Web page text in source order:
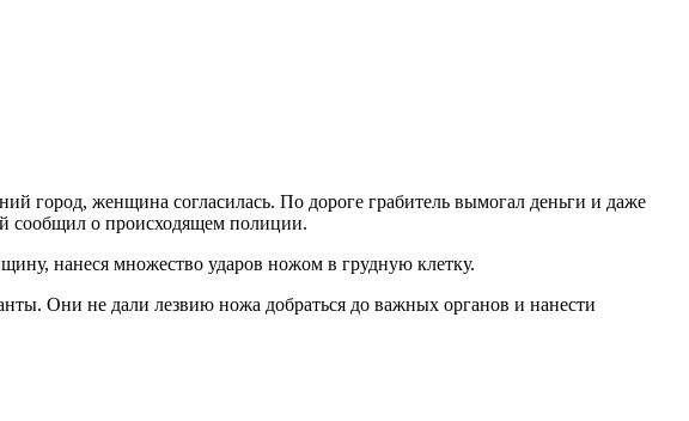
город, женщина согласилась. По дороге грабитель вымогал деньги и даже
сообщил о происходящем полиции.
нанеся множество ударов ножом в грудную клетку.
Они не дали лезвию ножа добраться до важных органов и нанести